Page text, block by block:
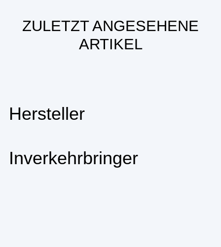
ZULETZT ANGESEHENE
ARTIKEL
Hersteller
Inverkehrbringer